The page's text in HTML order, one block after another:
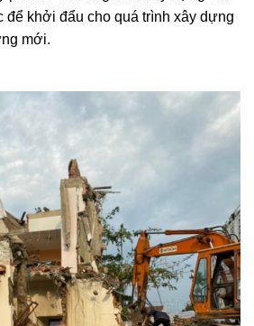
để khởi đẩu cho quá trình xây dựng
mới.